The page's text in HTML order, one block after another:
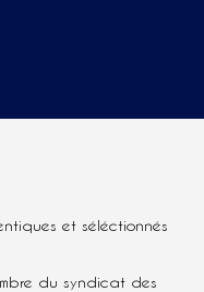
et séléctionnés
du syndicat des